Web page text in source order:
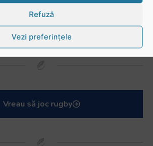
Refuză
Vezi preferințele
Vreau să joc rugby